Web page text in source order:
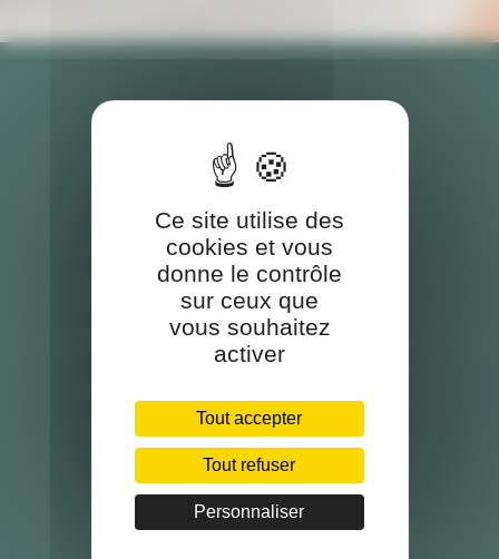
Ce site utilise des
cookies et vous
donne le contrôle
sur ceux que
vous souhaitez
activer
Tout accepter
Tout refuser
Personnaliser